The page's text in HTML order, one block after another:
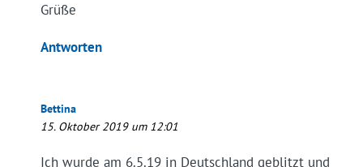
Grüße
Antworten
Bettina
15. Oktober 2019 um 12:01
Ich wurde am 6.5.19 in Deutschland geblitzt und